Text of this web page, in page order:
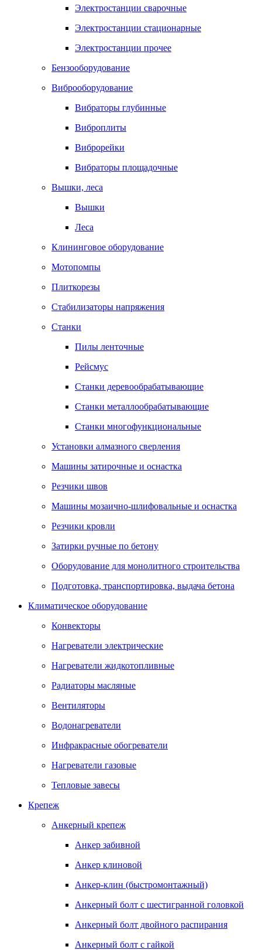
Электростанции сварочные
Электростанции стационарные
Электростанции прочее
Бензооборудование
Виброоборудование
Вибраторы глубинные
Виброплиты
Виброрейки
Вибраторы площадочные
Вышки, леса
Вышки
Леса
Клининговое оборудование
Мотопомпы
Плиткорезы
Стабилизаторы напряжения
Станки
Пилы ленточные
Рейсмус
Станки деревообрабатывающие
Станки металлообрабатывающие
Станки многофункциональные
Установки алмазного сверления
Машины затирочные и оснастка
Резчики швов
Машины мозаично-шлифовальные и оснастка
Резчики кровли
Затирки ручные по бетону
Оборудование для монолитного строительства
Подготовка, транспортировка, выдача бетона
Климатическое оборудование
Конвекторы
Нагреватели электрические
Нагреватели жидкотопливные
Радиаторы масляные
Вентиляторы
Водонагреватели
Инфракрасные обогреватели
Нагреватели газовые
Тепловые завесы
Крепеж
Анкерный крепеж
Анкер забивной
Анкер клиновой
Анкер-клин (быстромонтажный)
Анкерный болт с шестигранной головкой
Анкерный болт двойного распирания
Анкерный болт с гайкой